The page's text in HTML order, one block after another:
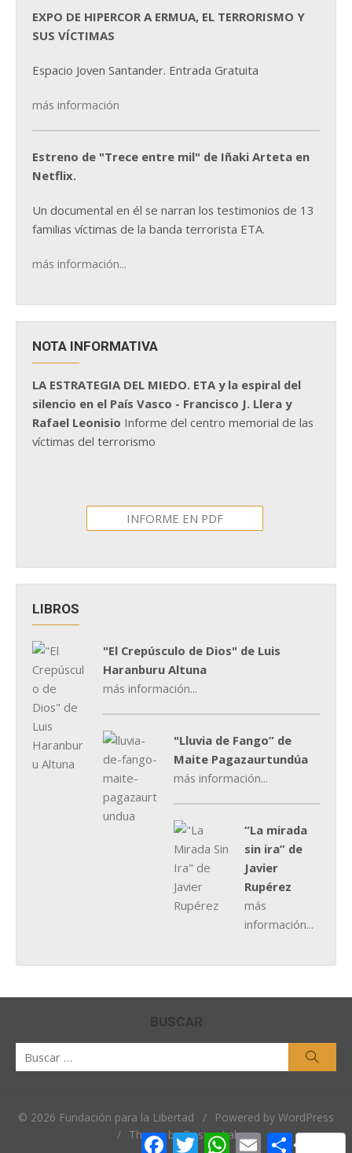
EXPO DE HIPERCOR A ERMUA, EL TERRORISMO Y
SUS VÍCTIMAS
Espacio Joven Santander. Entrada Gratuita
más información
Estreno de "Trece entre mil" de Iñaki Arteta en
Netflix.
Un documental en él se narran los testimonios de 13
familias víctimas de la banda terrorista ETA.
más información...
NOTA INFORMATIVA
LA ESTRATEGIA DEL MIEDO. ETA y la espiral del
silencio en el País Vasco - Francisco J. Llera y
Rafael Leonisio Informe del centro memorial de las
víctimas del terrorismo
INFORME EN PDF
LIBROS
"El Crepúsculo de Dios" de Luis
Haranburu Altuna
más información...
"Lluvia de Fango” de
Maite Pagazaurtundúa
más información...
“La mirada
sin ira” de
Javier
Rupérez
más
información...
BUSCAR
© 2026 Fundación para la Libertad /
Powered by WordPress
/ Theme by Design Lab
Facebook
TwitterWhatsApp
EmailCompartir